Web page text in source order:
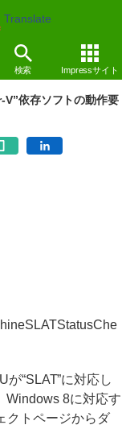
Translate
検索 Impressサイト
できる
依存ソフトの動作要
“SLAT”に対応し
Windows 8に対応す
クトページからダ